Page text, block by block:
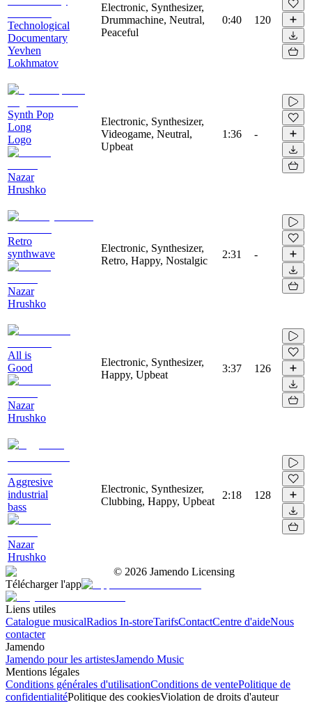
Technological
Documentary
Yevhen
Lokhmatov
Electronic, Synthesizer,
Drummachine, Neutral,
Peaceful
0:40 120
Synth Pop
Long
Logo
Nazar
Hrushko
Electronic, Synthesizer,
Videogame, Neutral,
Upbeat
1:36 -
Retro
synthwave
Nazar
Hrushko
Electronic, Synthesizer,
Retro, Happy, Nostalgic
2:31 -
All is
Good
Nazar
Hrushko
Electronic, Synthesizer,
Happy, Upbeat
3:37 126
Aggresive
industrial
bass
Nazar
Hrushko
Electronic, Synthesizer,
Clubbing, Happy, Upbeat
2:18 128
© 2026 Jamendo Licensing
Télécharger l'app
Liens utiles
Catalogue musicalRadios In-storeTarifsContactCentre d'aideNous
contacter
Jamendo
Jamendo pour les artistesJamendo Music
Mentions légales
Conditions générales d'utilisationConditions de ventePolitique de
confidentialitéPolitique des cookiesViolation de droits d'auteur